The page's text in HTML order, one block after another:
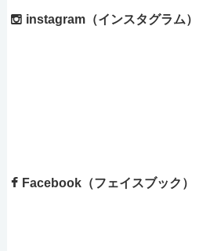
instagram（インスタグラム）
Facebook（フェイスブック）